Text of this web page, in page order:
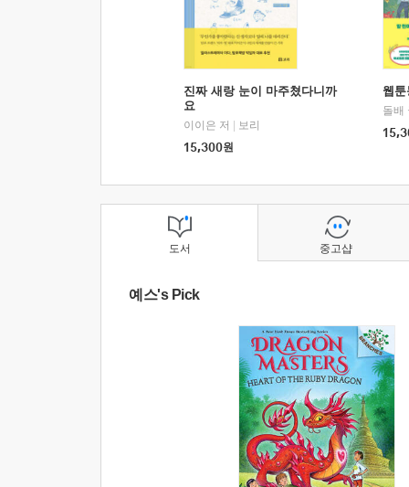
진짜 새랑 눈이 마주쳤다니까
요
이이은 저
보리
15,300원
웹
돌배
도서
예스's Pick
중고샵